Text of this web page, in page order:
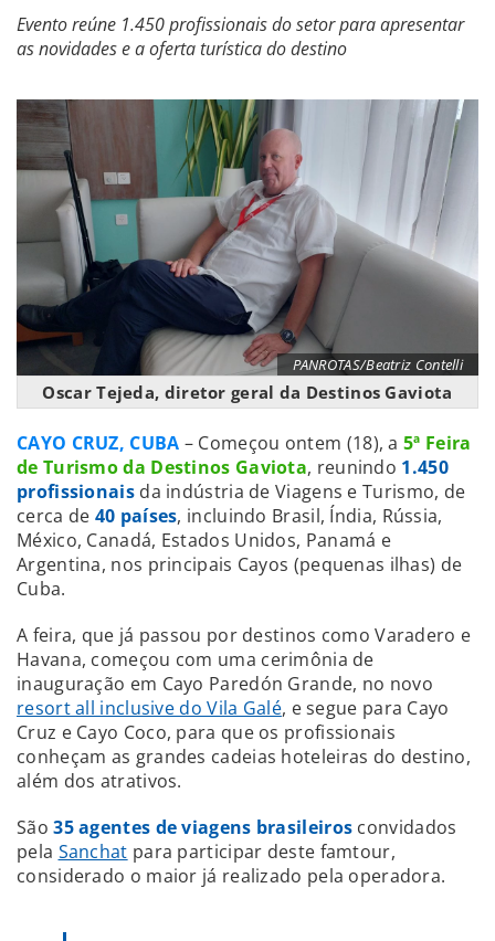
Evento reúne 1.450 profissionais do setor para apresentar
as novidades e a oferta turística do destino
PANROTAS/Beatriz Contelli
Oscar Tejeda, diretor geral da Destinos Gaviota
CAYO CRUZ, CUBA – Começou ontem (18), a 5ª Feira
de Turismo da Destinos Gaviota, reunindo 1.450
profissionais da indústria de Viagens e Turismo, de
cerca de 40 países, incluindo Brasil, Índia, Rússia,
México, Canadá, Estados Unidos, Panamá e
Argentina, nos principais Cayos (pequenas ilhas) de
Cuba.
A feira, que já passou por destinos como Varadero e
Havana, começou com uma cerimônia de
inauguração em Cayo Paredón Grande, no novo
resort all inclusive do Vila Galé, e segue para Cayo
Cruz e Cayo Coco, para que os profissionais
conheçam as grandes cadeias hoteleiras do destino,
além dos atrativos.
São 35 agentes de viagens brasileiros convidados
pela Sanchat para participar deste famtour,
considerado o maior já realizado pela operadora.